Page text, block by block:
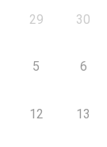
29 30
5 6
12 13